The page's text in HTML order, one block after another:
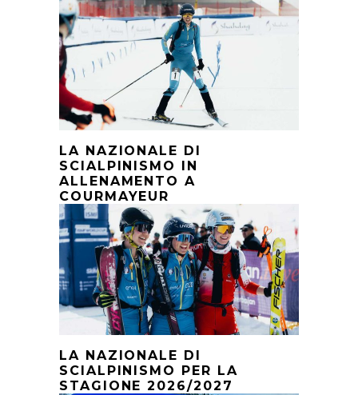
LA NAZIONALE DI
SCIALPINISMO IN
ALLENAMENTO A
COURMAYEUR
LA NAZIONALE DI
SCIALPINISMO PER LA
STAGIONE 2026/2027